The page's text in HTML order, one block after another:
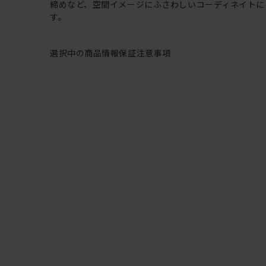
締めなど、空間イメージにふさわしいコーディネイト
す。
選択中の商品情報保証注意事項